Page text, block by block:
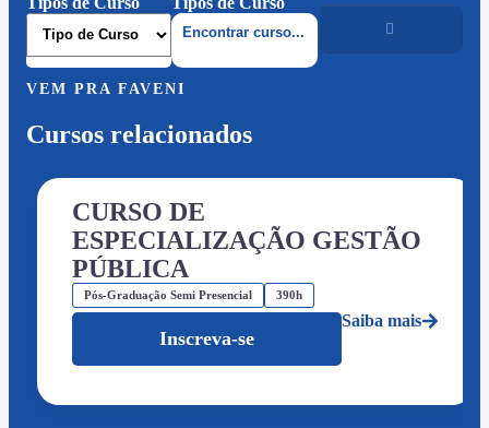
VEM PRA FAVENI
Cursos relacionados
CURSO DE
ESPECIALIZAÇÃO GESTÃO
PÚBLICA
Pós-Graduação Semi Presencial 390h
Inscreva-se
Saiba mais